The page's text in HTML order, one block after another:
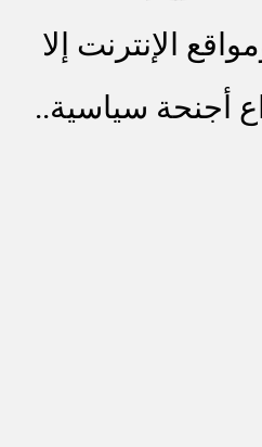
الإنترنت إلا
أجنحة سياسية..